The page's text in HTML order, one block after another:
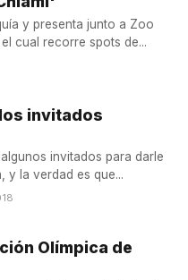
y presenta junto a Zoo
cual recorre spots de...
invitados
invitados para darle
y la verdad es que...
Olímpica de